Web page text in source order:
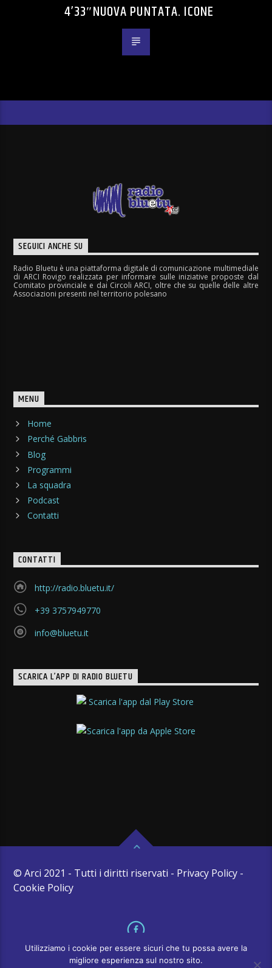
4’33″NUOVA PUNTATA. ICONE
SEGUICI ANCHE SU
Radio Bluetu è una piattaforma digitale di comunicazione multimediale
di ARCI Rovigo realizzata per informare sulle iniziative proposte dal
Comitato provinciale e dai Circoli ARCI, oltre che su quelle delle altre
Associazioni presenti nel territorio polesano
MENU
Home
Perché Gabbris
Blog
Programmi
La squadra
Podcast
Contatti
CONTATTI
http://radio.bluetu.it/
+39 3757949770
info@bluetu.it
SCARICA L’APP DI RADIO BLUETU
© Arci 2021 - Tutti i diritti riservati - Privacy Policy -
Cookie Policy
Utilizziamo i cookie per essere sicuri che tu possa avere la
migliore esperienza sul nostro sito.